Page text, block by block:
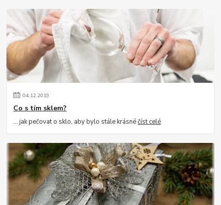
04.12.2019
Co s tím sklem?
… jak pečovat o sklo, aby bylo stále krásnéčíst celé